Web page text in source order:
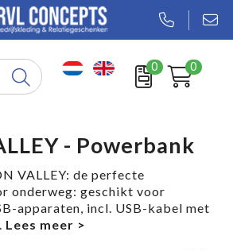
0 0
- Powerbank
VALLEY: de perfecte
onderweg: geschikt voor
apparaten, incl. USB-kabel met